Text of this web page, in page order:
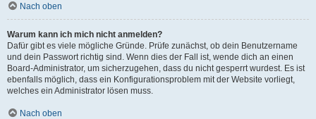
Nach oben
Warum kann ich mich nicht anmelden?
Dafür gibt es viele mögliche Gründe. Prüfe zunächst, ob dein Benutzername
und dein Passwort richtig sind. Wenn dies der Fall ist, wende dich an einen
Board-Administrator, um sicherzugehen, dass du nicht gesperrt wurdest. Es ist
ebenfalls möglich, dass ein Konfigurationsproblem mit der Website vorliegt,
welches ein Administrator lösen muss.
Nach oben